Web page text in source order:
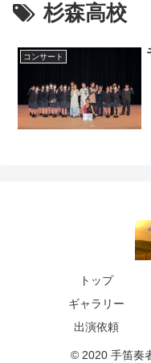
杉森高校
コンサート
トップ
ギャラリー
出演依頼
© 2020 手笛